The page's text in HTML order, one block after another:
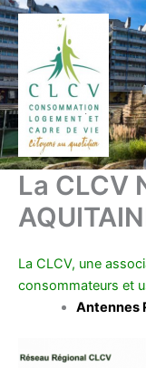
Aller
au
contenu
La CLCV
La CLCV, une
consommateurs et
Antennes